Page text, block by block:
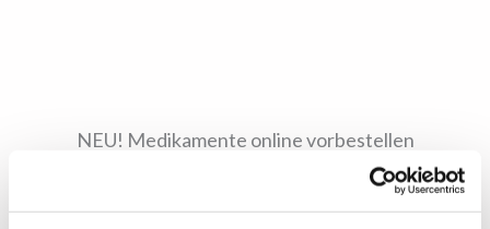
NEU! Medikamente online vorbestellen
Parkplätze vor dem Haus